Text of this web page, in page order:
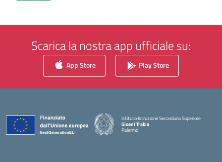
Scarica la nostra app ufficiale su:
App Store Play Store
Istituto Istruzione Secondaria Superiore
Gioeni Trabia
Palermo